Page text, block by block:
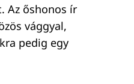
Az őshonos ír
vággyal,
pedig egy